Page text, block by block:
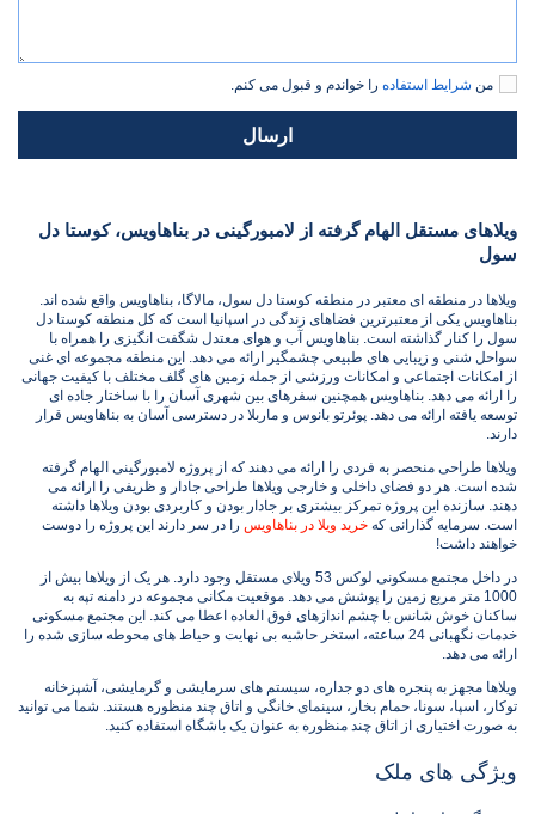
من شرایط استفاده را خواندم و قبول می کنم.
ارسال
ویلاهای مستقل الهام گرفته از لامبورگینی در بناهاویس، کوستا دل
سول
ویلاها در منطقه ای معتبر در منطقه کوستا دل سول، مالاگا، بناهاویس واقع شده اند.
بناهاویس یکی از معتبرترین فضاهای زندگی در اسپانیا است که کل منطقه کوستا دل
سول را کنار گذاشته است. بناهاویس آب و هوای معتدل شگفت انگیزی را همراه با
سواحل شنی و زیبایی های طبیعی چشمگیر ارائه می دهد. این منطقه مجموعه ای غنی
از امکانات اجتماعی و امکانات ورزشی از جمله زمین های گلف مختلف با کیفیت جهانی
را ارائه می دهد. بناهاویس همچنین سفرهای بین شهری آسان را با ساختار جاده ای
توسعه یافته ارائه می دهد. پوئرتو بانوس و ماربلا در دسترسی آسان به بناهاویس قرار
دارند.
ویلاها طراحی منحصر به فردی را ارائه می دهند که از پروژه لامبورگینی الهام گرفته
شده است. هر دو فضای داخلی و خارجی ویلاها طراحی جادار و ظریفی را ارائه می
دهند. سازنده این پروژه تمرکز بیشتری بر جادار بودن و کاربردی بودن ویلاها داشته
است. سرمایه گذارانی که خرید ویلا در بناهاویس را در سر دارند این پروژه را دوست
خواهند داشت!
در داخل مجتمع مسکونی لوکس 53 ویلای مستقل وجود دارد. هر یک از ویلاها بیش از
1000 متر مربع زمین را پوشش می دهد. موقعیت مکانی مجموعه در دامنه تپه به
ساکنان خوش شانس با چشم اندازهای فوق العاده اعطا می کند. این مجتمع مسکونی
خدمات نگهبانی 24 ساعته، استخر حاشیه بی نهایت و حیاط های محوطه سازی شده را
ارائه می دهد.
ویلاها مجهز به پنجره های دو جداره، سیستم های سرمایشی و گرمایشی، آشپزخانه
توکار، اسپا، سونا، حمام بخار، سینمای خانگی و اتاق چند منظوره هستند. شما می توانید
به صورت اختیاری از اتاق چند منظوره به عنوان یک باشگاه استفاده کنید.
ویژگی های ملک